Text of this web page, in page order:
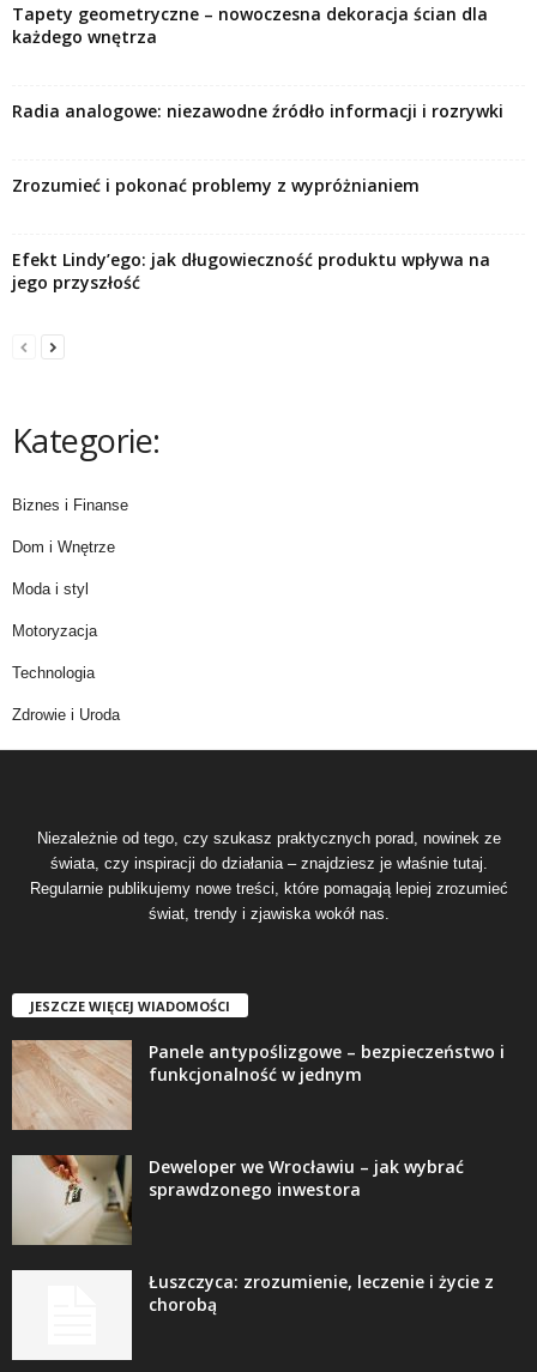
Tapety geometryczne – nowoczesna dekoracja ścian dla
każdego wnętrza
Radia analogowe: niezawodne źródło informacji i rozrywki
Zrozumieć i pokonać problemy z wypróżnianiem
Efekt Lindy’ego: jak długowieczność produktu wpływa na
jego przyszłość
Kategorie:
Biznes i Finanse
Dom i Wnętrze
Moda i styl
Motoryzacja
Technologia
Zdrowie i Uroda
Niezależnie od tego, czy szukasz praktycznych porad, nowinek ze
świata, czy inspiracji do działania – znajdziesz je właśnie tutaj.
Regularnie publikujemy nowe treści, które pomagają lepiej zrozumieć
świat, trendy i zjawiska wokół nas.
JESZCZE WIĘCEJ WIADOMOŚCI
Panele antypoślizgowe – bezpieczeństwo i
funkcjonalność w jednym
Deweloper we Wrocławiu – jak wybrać
sprawdzonego inwestora
Łuszczyca: zrozumienie, leczenie i życie z
chorobą